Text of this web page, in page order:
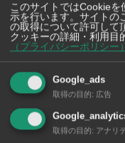
【タイ・バンコク】 マ
このサイトではCookie
示を行います。サイトの
の取得について許可して
クッキーの詳細・利用目
（プライバシーポリシー）
Google_ads
取得の目的: 広告
取得の目的: アナリ